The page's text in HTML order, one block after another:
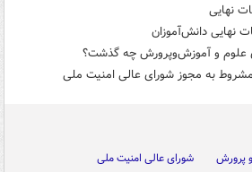
نهایی
نهایی دانش‌آموزان
علوم و آموزش‌وپرورش چه گذشت؟
پرورش
شورای عالی امنیت ملی